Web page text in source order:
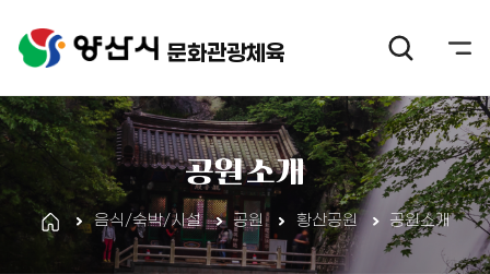
문화관광체육
공원소개
음식/숙박/시설 공원 황산공원 공원소개